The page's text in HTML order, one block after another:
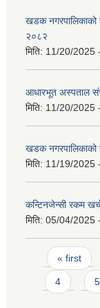
खडक नगरपालिकाको
२०८२
मिति: 11/20/2025
आधारभूत अस्पताल
मिति: 11/20/2025
खडक नगरपालिकाको
मिति: 11/19/2025
कन्टिनजेन्सी रकम खर्च
मिति: 05/04/2025
Pages
« first
4 5